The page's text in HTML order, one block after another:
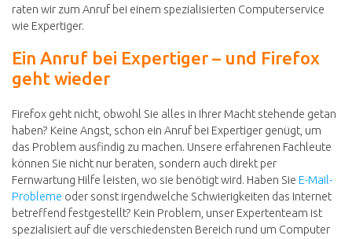
raten wir zum Anruf bei einem spezialisierten Computerservice
wie Expertiger.
Ein Anruf bei Expertiger – und Firefox
geht wieder
Firefox geht nicht, obwohl Sie alles in Ihrer Macht stehende getan
haben? Keine Angst, schon ein Anruf bei Expertiger genügt, um
das Problem ausfindig zu machen. Unsere erfahrenen Fachleute
können Sie nicht nur beraten, sondern auch direkt per
Fernwartung Hilfe leisten, wo sie benötigt wird. Haben Sie E-Mail-
Probleme oder sonst irgendwelche Schwierigkeiten das Internet
betreffend festgestellt? Kein Problem, unser Expertenteam ist
spezialisiert auf die verschiedensten Bereich rund um Computer